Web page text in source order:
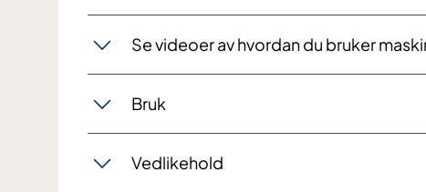
Se videoer av hvordan du bruker
Bruk
Vedlikehold